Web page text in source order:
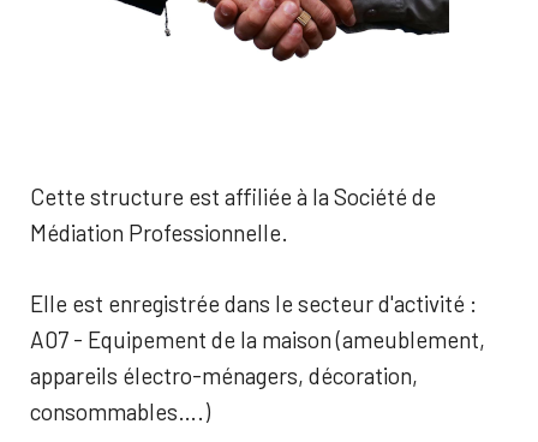
Cette structure est affiliée à la Société de
Médiation Professionnelle.
Elle est enregistrée dans le secteur d'activité :
A07 - Equipement de la maison (ameublement,
appareils électro-ménagers, décoration,
consommables….)